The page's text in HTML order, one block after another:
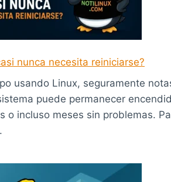
nunca necesita reiniciarse?
usando Linux, seguramente
puede permanecer
o incluso meses sin problemas.